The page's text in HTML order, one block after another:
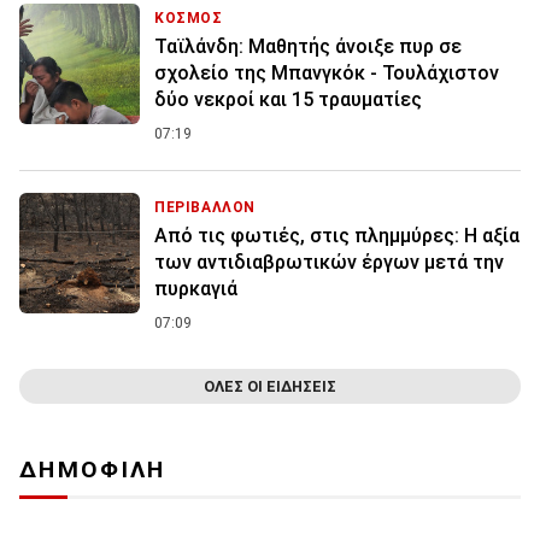
ΚΟΣΜΟΣ
Ταϊλάνδη: Μαθητής άνοιξε πυρ σε
σχολείο της Μπανγκόκ - Τουλάχιστον
δύο νεκροί και 15 τραυματίες
07:19
ΠΕΡΙΒΑΛΛΟΝ
Από τις φωτιές, στις πλημμύρες: Η αξία
των αντιδιαβρωτικών έργων μετά την
πυρκαγιά
07:09
ΟΛΕΣ ΟΙ ΕΙΔΗΣΕΙΣ
ΔΗΜΟΦΙΛΗ